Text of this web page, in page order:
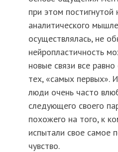
при этом постигнутой
аналитического
осуществлялась, не
нейропластичность
новые связи все
тех, «самых первых».
люди очень часто
следующего своего
похожего на того, к
испытали свое самое
чувство.